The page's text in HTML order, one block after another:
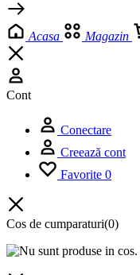
Acasa Magazin
Cont
Conectare
Creează cont
Favorite 0
Cos de cumparaturi(0)